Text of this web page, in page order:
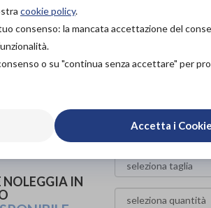
mmHg, migliora la circolazione
Morbido
gradevolmente senza
trattamento
ACQUISTA IN
NOLEGGIA IN
cookie policy.
consenso: la mancata accettazione del
o su "continua senza accettare" per
Accetta i Cookie